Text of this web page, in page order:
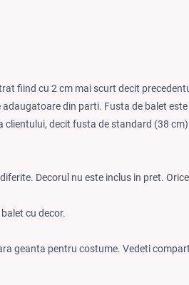
fiind cu 2 cm mai scurt decit
din parti. Fusta de balet
clientului, decit fusta de standard (38
Decorul nu este inclus in pret.
cu decor.
geanta pentru costume. Vedeti